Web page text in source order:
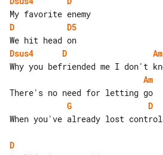
D
D5
Dsus4
D Am
Am
G
D
When you've already lost control
D